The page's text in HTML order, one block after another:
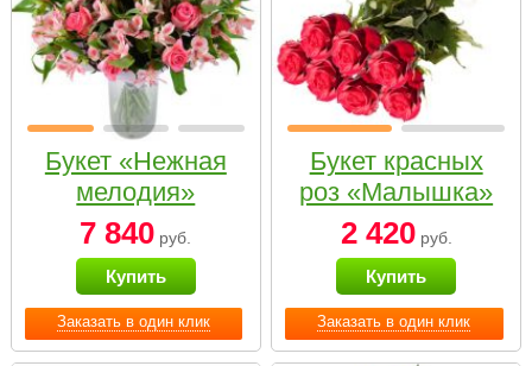
Заказать в один клик
Букет «Нежная
мелодия»
7 840 руб.
Купить
Заказать в один клик
Букет красных
роз «Малышка»
2 420руб.
Купить